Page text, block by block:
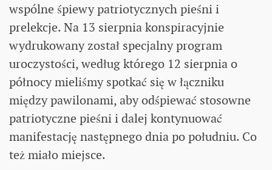
wspólne śpiewy patriotycznych pieśni i
prelekcje. Na 13 sierpnia konspiracyjnie
wydrukowany został specjalny program
uroczystości, według którego 12 sierpnia o
północy mieliśmy spotkać się w łączniku
między pawilonami, aby odśpiewać stosowne
patriotyczne pieśni i dalej kontynuować
manifestację następnego dnia po południu. Co
też miało miejsce.